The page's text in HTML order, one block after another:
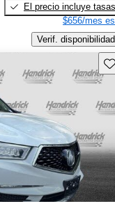
El precio incluye tasas
$656/mes
Verif. disponibilidad